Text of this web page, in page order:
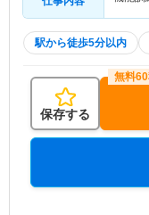
駅から徒歩5分以内
保存する